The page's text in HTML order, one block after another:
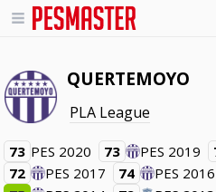
QUERTEMOYO
PLA League
73 PES 2020 73 PES 2019
72
PES 2017 74 PES 2016